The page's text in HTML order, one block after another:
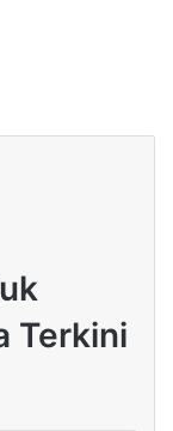
Terkini